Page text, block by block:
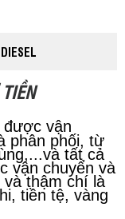
được vận
phân phối, từ
tất cả
vận chuyển và
và thậm chí là
tiền tệ, vàng